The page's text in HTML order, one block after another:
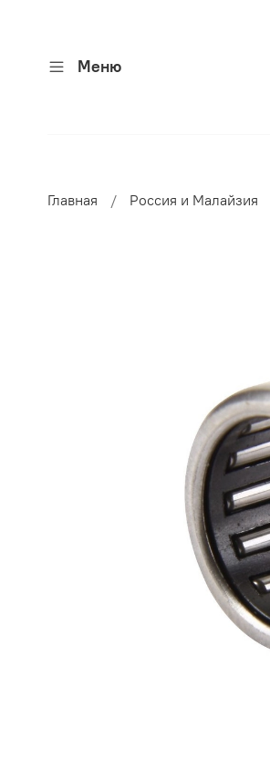
Меню
Главная Россия и Малайзия